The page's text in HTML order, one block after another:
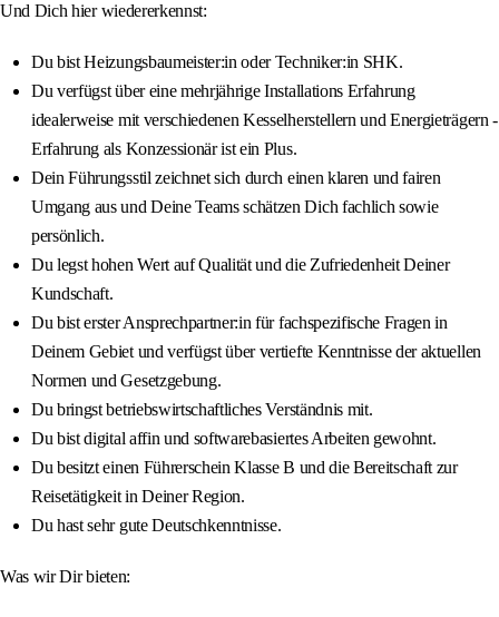
Und Dich hier wiedererkennst:
Du bist Heizungsbaumeister:in oder Techniker:in SHK.
Du verfügst über eine mehrjährige Installations Erfahrung
idealerweise mit verschiedenen Kesselherstellern und Energieträgern -
Erfahrung als Konzessionär ist ein Plus.
Dein Führungsstil zeichnet sich durch einen klaren und fairen
Umgang aus und Deine Teams schätzen Dich fachlich sowie
persönlich.
Du legst hohen Wert auf Qualität und die Zufriedenheit Deiner
Kundschaft.
Du bist erster Ansprechpartner:in für fachspezifische Fragen in
Deinem Gebiet und verfügst über vertiefte Kenntnisse der aktuellen
Normen und Gesetzgebung.
Du bringst betriebswirtschaftliches Verständnis mit.
Du bist digital affin und softwarebasiertes Arbeiten gewohnt.
Du besitzt einen Führerschein Klasse B und die Bereitschaft zur
Reisetätigkeit in Deiner Region.
Du hast sehr gute Deutschkenntnisse.
Was wir Dir bieten: